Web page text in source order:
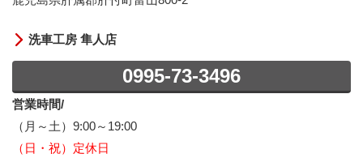
洗車工房 隼人店
0995-73-3496
営業時間/
（月～土）9:00～19:00
（日・祝）定休日